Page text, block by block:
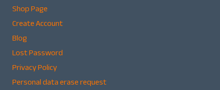
Shop Page
Create Account
Blog
Lost Password
Privacy Policy
Personal data erase request